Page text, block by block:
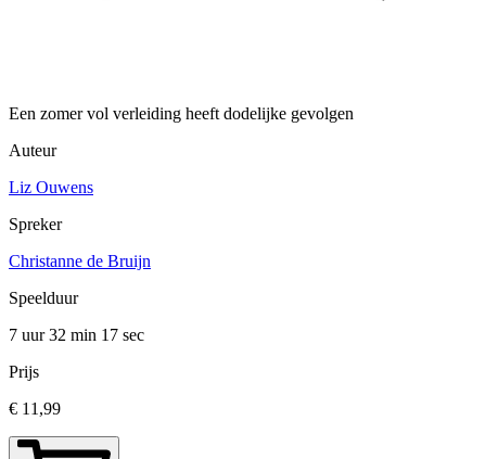
Een zomer vol verleiding heeft dodelijke gevolgen
Auteur
Liz Ouwens
Spreker
Christanne de Bruijn
Speelduur
7 uur 32 min 17 sec
Prijs
€ 11,99